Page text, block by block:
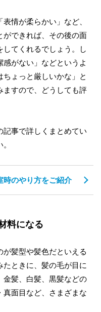
情が柔らかい」など、
ができれば、その後の面
てくれるでしょう。し
がない」などというよ
ょっと厳しいかな」と
ますので、どうしても評
事で詳しくまとめてい
時のやり方をご紹介
料になる
髪型や髪色だといえる
ときに、髪の毛が目に
金髪、白髪、黒髪などの
面目など、さまざまな